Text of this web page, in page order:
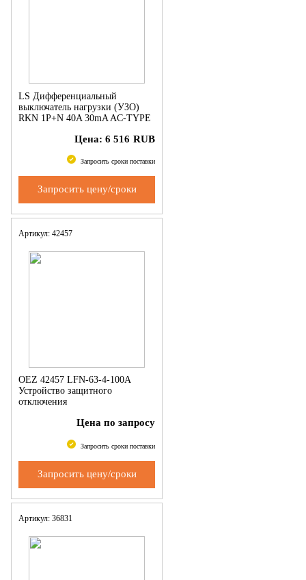
LS Дифференциальный
выключатель нагрузки (УЗО)
RKN 1P+N 40A 30mA AC-TYPE
Цена: 6 516 RUB
Запросить сроки поставки
Запросить цену/сроки
Артикул: 42457
OEZ 42457 LFN-63-4-100A
Устройство защитного
отключения
Цена по запросу
Запросить сроки поставки
Запросить цену/сроки
Артикул: 36831